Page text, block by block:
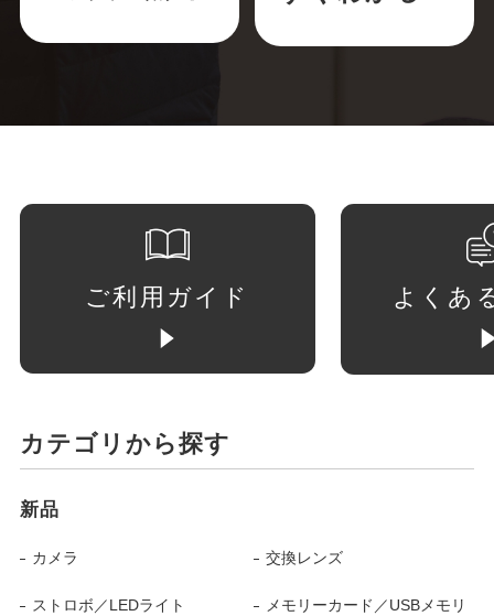
ご利用ガイド よくあ
カテゴリから探す
新品
カメラ 交換レンズ
ストロボ／LEDライト メモリーカード／USBメモリ